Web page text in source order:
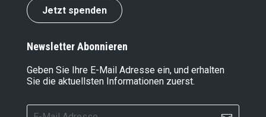
Jetzt spenden
Newsletter Abonnieren
Geben Sie Ihre E-Mail Adresse ein, und erhalten
Sie die aktuellsten Informationen zuerst.